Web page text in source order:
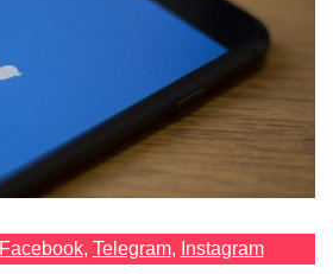
Facebook, Telegram, Instagram